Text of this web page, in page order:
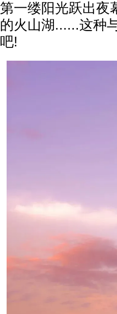
第一缕阳光跃出夜
的火山湖......这种
吧!